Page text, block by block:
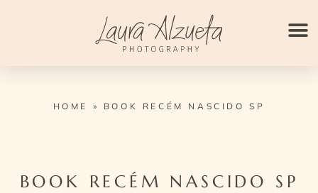
HOME » BOOK RECÉM NASCIDO SP
BOOK RECÉM NASCIDO SP